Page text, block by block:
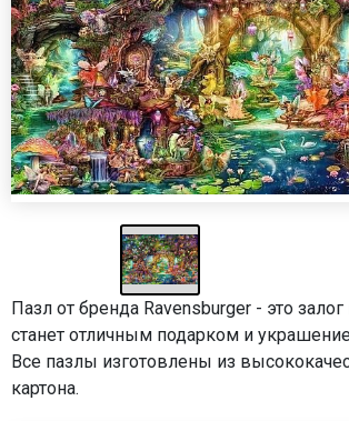
Пазл от бренда Ravensburger - это
станет отличным подарком и
Все пазлы изготовлены из
картона.